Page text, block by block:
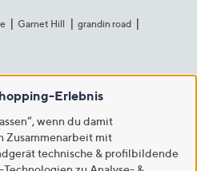
Garnet Hill
grandin road
Erlebnis
wenn du damit
Zusammenarbeit mit
technische & profilbildende